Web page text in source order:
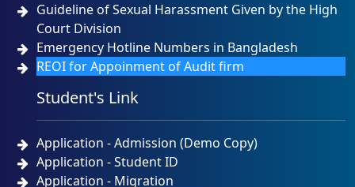
Guideline of Sexual Harassment Given by the High
Court Division
Emergency Hotline Numbers in Bangladesh
REOI for Appoinment of Audit firm
Student's Link
Application - Admission (Demo Copy)
Application - Student ID
Application - Migration